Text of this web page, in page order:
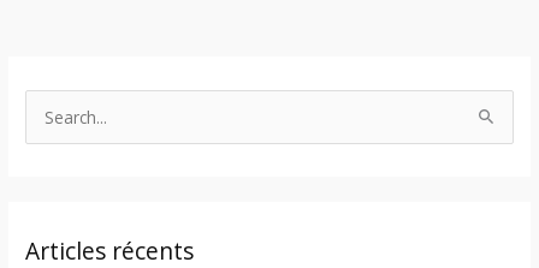
c
Articles récents